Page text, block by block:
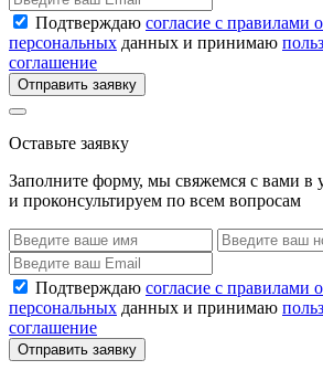
Подтверждаю согласие с правилами
персональных данных и принимаю
соглашение
Отправить заявку
Оставьте заявку
Заполните форму, мы свяжемся с вами в
и проконсультируем по всем вопросам
Подтверждаю согласие с правилами
персональных данных и принимаю
соглашение
Отправить заявку